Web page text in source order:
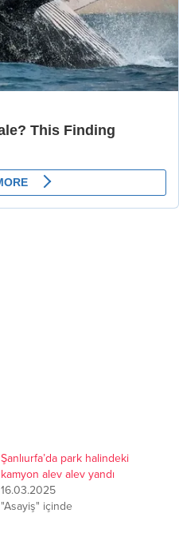
Şanlıurfa’da park halindeki
kamyon alev alev yandı
16.03.2025
"Asayiş" içinde